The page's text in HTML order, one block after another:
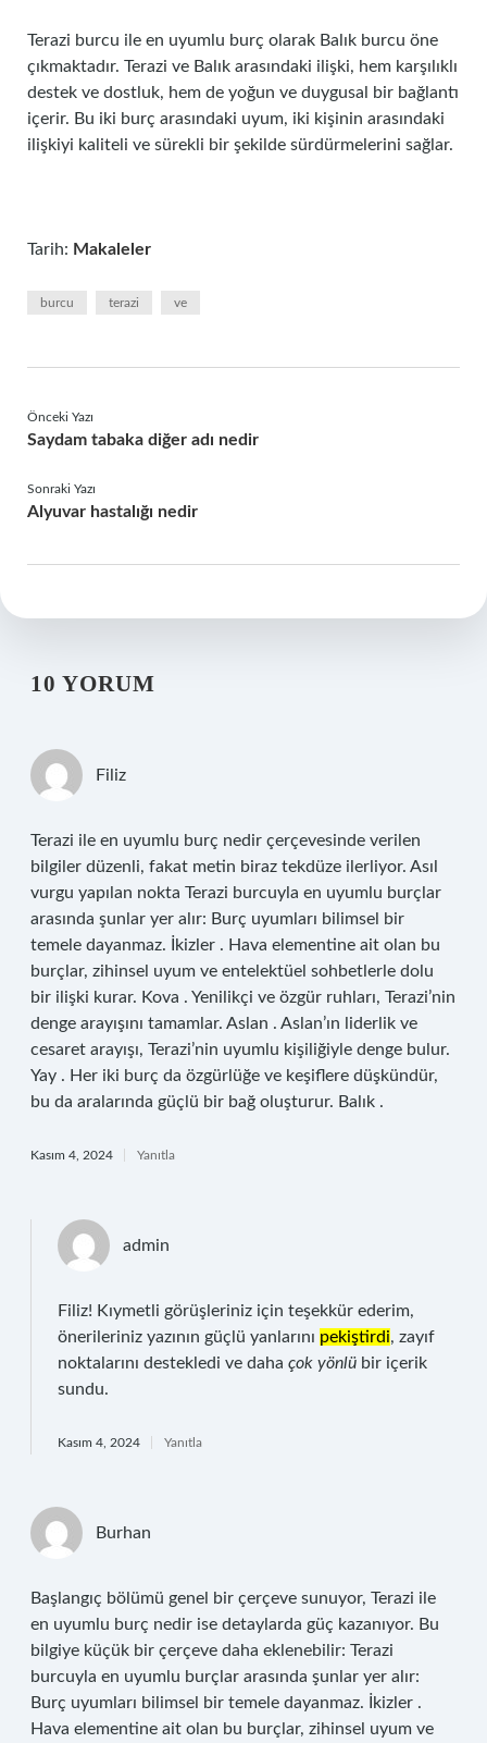
Terazi burcu ile en uyumlu burç olarak Balık burcu öne
çıkmaktadır. Terazi ve Balık arasındaki ilişki, hem karşılıklı
destek ve dostluk, hem de yoğun ve duygusal bir bağlantı
içerir. Bu iki burç arasındaki uyum, iki kişinin arasındaki
ilişkiyi kaliteli ve sürekli bir şekilde sürdürmelerini sağlar.
Tarih: Makaleler
burcu terazi ve
Önceki Yazı
Saydam tabaka diğer adı nedir
Sonraki Yazı
Alyuvar hastalığı nedir
10 YORUM
Filiz
Terazi ile en uyumlu burç nedir çerçevesinde verilen
bilgiler düzenli, fakat metin biraz tekdüze ilerliyor. Asıl
vurgu yapılan nokta Terazi burcuyla en uyumlu burçlar
arasında şunlar yer alır: Burç uyumları bilimsel bir
temele dayanmaz. İkizler . Hava elementine ait olan bu
burçlar, zihinsel uyum ve entelektüel sohbetlerle dolu
bir ilişki kurar. Kova . Yenilikçi ve özgür ruhları, Terazi’nin
denge arayışını tamamlar. Aslan . Aslan’ın liderlik ve
cesaret arayışı, Terazi’nin uyumlu kişiliğiyle denge bulur.
Yay . Her iki burç da özgürlüğe ve keşiflere düşkündür,
bu da aralarında güçlü bir bağ oluşturur. Balık .
Kasım 4, 2024 Yanıtla
admin
Filiz! Kıymetli görüşleriniz için teşekkür ederim,
önerileriniz yazının güçlü yanlarını pekiştirdi, zayıf
noktalarını destekledi ve daha çok yönlü bir içerik
sundu.
Kasım 4, 2024 Yanıtla
Burhan
Başlangıç bölümü genel bir çerçeve sunuyor, Terazi ile
en uyumlu burç nedir ise detaylarda güç kazanıyor. Bu
bilgiye küçük bir çerçeve daha eklenebilir: Terazi
burcuyla en uyumlu burçlar arasında şunlar yer alır:
Burç uyumları bilimsel bir temele dayanmaz. İkizler .
Hava elementine ait olan bu burçlar, zihinsel uyum ve